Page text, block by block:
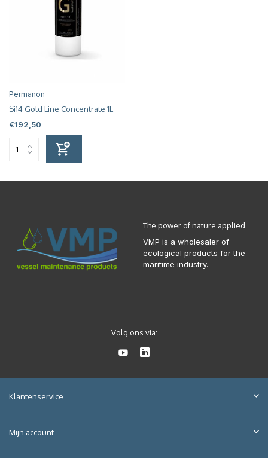
Permanon
Si14 Gold Line Concentrate 1L
€192,50
The power of nature applied
VMP is a wholesaler of
ecological products for the
maritime industry.
Volg ons via:
Klantenservice
Mijn account